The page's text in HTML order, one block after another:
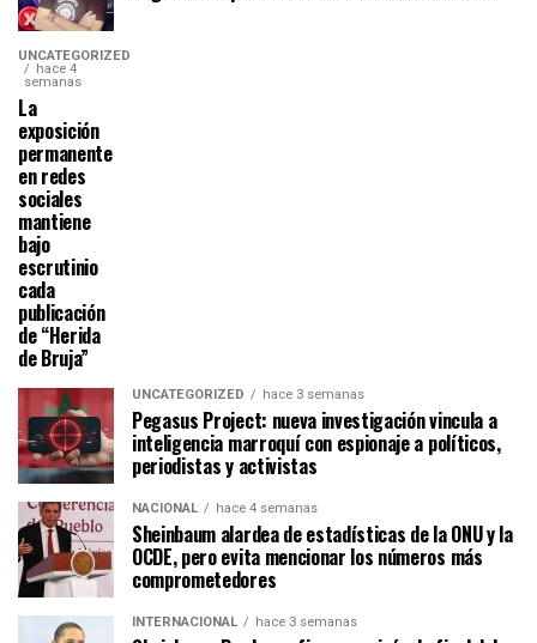
UNCATEGORIZED
hace 4
semanas
La
exposición
permanente
en redes
sociales
mantiene
bajo
escrutinio
cada
publicación
de “Herida
de Bruja”
UNCATEGORIZED hace 3 semanas
Pegasus Project: nueva investigación vincula a
inteligencia marroquí con espionaje a políticos,
periodistas y activistas
NACIONAL hace 4 semanas
Sheinbaum alardea de estadísticas de la ONU y la
OCDE, pero evita mencionar los números más
comprometedores
INTERNACIONAL hace 3 semanas